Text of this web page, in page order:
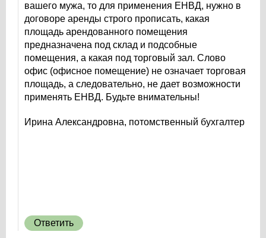
вашего мужа, то для применения ЕНВД, нужно в
договоре аренды строго прописать, какая
площадь арендованного помещения
предназначена под склад и подсобные
помещения, а какая под торговый зал. Слово
офис (офисное помещение) не означает торговая
площадь, а следовательно, не дает возможности
применять ЕНВД. Будьте внимательны!
Ирина Александровна, потомственный бухгалтер
Ответить